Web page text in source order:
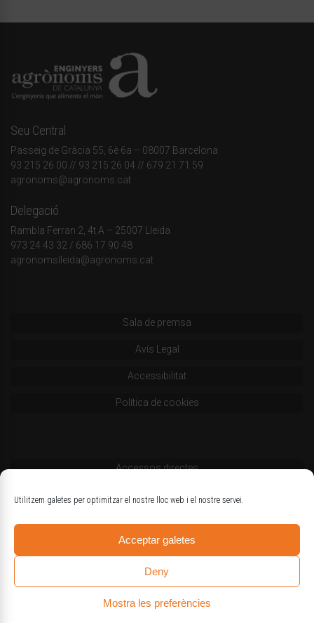
Utilitzem galetes per optimitzar el nostre lloc web i el nostre servei.
Acceptar galetes
Deny
Mostra les preferències
Seu Central
Passeig de Gràcia 55, 6è 6a – 08007 Barcelona
93 215 26 00 // 93 215 26 04 // 679 21 71 59
agronoms@agronoms.cat
Delegació
Rambla Ferran 2, 4t A – 25007 Lleida
973 24 43 32 / 686 17 90 48
agronomslleida@agronoms.cat
Sala de premsa
Avís Legal
Accessibilitat
Política de cookies
Accessos directes
Codi deontològic
Logotips oficials